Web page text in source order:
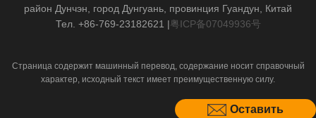
Оставить
район Дунчэн, город Дунгуань, провинция Гуандун, Китай
Тел. +86-769-23182621 |粤ICP备07049936号
Страница содержит машинный перевод, содержание носит справочный
характер, исходный текст имеет преимущественную силу.